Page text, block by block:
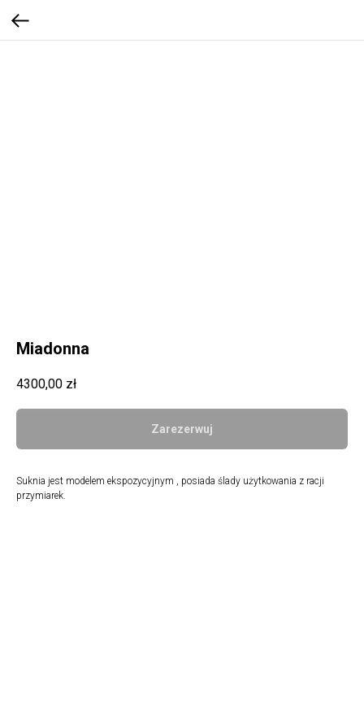
Miadonna
4300,00 zł
Zarezerwuj
Suknia jest modelem ekspozycyjnym , posiada ślady użytkowania z racji
przymiarek.